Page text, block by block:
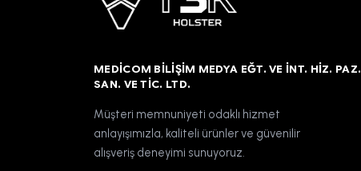
MEDICOM BILIŞIM MEDYA EĞT. VE İNT. HIZ. PAZ.
SAN. VE TIC. LTD.
Müşteri memnuniyeti odaklı hizmet
anlayışımızla, kaliteli ürünler ve güvenilir
alışveriş deneyimi sunuyoruz.